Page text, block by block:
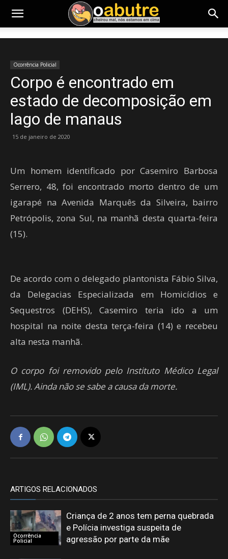
Ocorrência Policial
Corpo é encontrado em
estado de decomposição em
lago de manaus
15 de janeiro de 2020
Um homem identificado por Casemiro Barbosa
Serrero, 48, foi encontrado morto dentro de um
igarapé na Avenida Marquês da Silveira, bairro
Petrópolis, zona Sul, na manhã desta quarta-feira
(15).
De acordo com o delegado plantonista Fábio Silva,
da Delegacias Especializada em Homicídios e
Sequestros (DEHS), Casemiro teria ido a um
hospital na noite desta terça-feira (14) e recebeu
alta nesta manhã.
O corpo foi removido pelo Instituto Médico Legal
(IML). Ainda não se sabe a causa da morte.
ARTIGOS RELACIONADOS
Ocorrência
Policial
Criança de 2 anos tem perna quebrada
e Polícia investiga suspeita de
agressão por parte da mãe